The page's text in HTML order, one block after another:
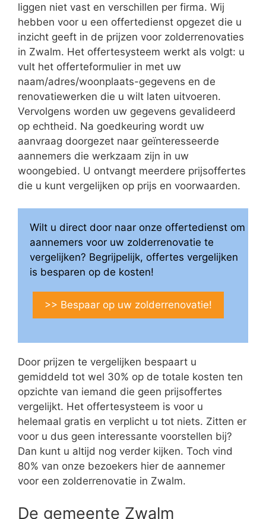
liggen niet vast en verschillen per firma. Wij
hebben voor u een offertedienst opgezet die u
inzicht geeft in de prijzen voor zolderrenovaties
in Zwalm. Het offertesysteem werkt als volgt: u
vult het offerteformulier in met uw
naam/adres/woonplaats-gegevens en de
renovatiewerken die u wilt laten uitvoeren.
Vervolgens worden uw gegevens gevalideerd
op echtheid. Na goedkeuring wordt uw
aanvraag doorgezet naar geïnteresseerde
aannemers die werkzaam zijn in uw
woongebied. U ontvangt meerdere prijsoffertes
die u kunt vergelijken op prijs en voorwaarden.
Wilt u direct door naar onze offertedienst om
aannemers voor uw zolderrenovatie te
vergelijken? Begrijpelijk, offertes vergelijken
is besparen op de kosten!
>> Bespaar op uw zolderrenovatie!
Door prijzen te vergelijken bespaart u
gemiddeld tot wel 30% op de totale kosten ten
opzichte van iemand die geen prijsoffertes
vergelijkt. Het offertesysteem is voor u
helemaal gratis en verplicht u tot niets. Zitten er
voor u dus geen interessante voorstellen bij?
Dan kunt u altijd nog verder kijken. Toch vind
80% van onze bezoekers hier de aannemer
voor een zolderrenovatie in Zwalm.
De gemeente Zwalm